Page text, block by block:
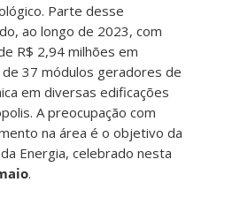
Parte desse
ao longo de 2023, com
R$ 2,94 milhões em
37 módulos geradores de
em diversas edificações
A preocupação com
na área é o objetivo da
Energia, celebrado nesta
.